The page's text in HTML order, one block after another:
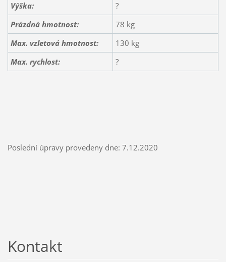
Výška:
?
Prázdná hmotnost:
78 kg
Max. vzletová hmotnost:
130 kg
Max. rychlost:
?
Poslední úpravy provedeny dne: 7.12.2020
Kontakt